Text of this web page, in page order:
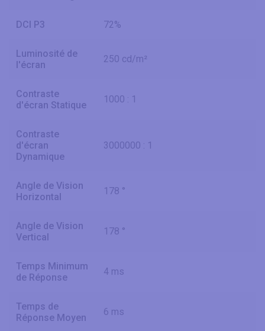
DCI P3 72%
Luminosité de
l'écran
250 cd/m²
Contraste
d'écran Statique
1000 : 1
Contraste
d'écran
Dynamique
3000000 : 1
Angle de Vision
Horizontal
178 °
Angle de Vision
Vertical
178 °
Temps Minimum
de Réponse
4 ms
Temps de
Réponse Moyen
6 ms